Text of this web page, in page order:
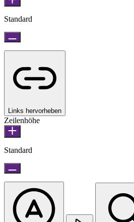
Standard
Links hervorheben
Zeilenhöhe
Standard